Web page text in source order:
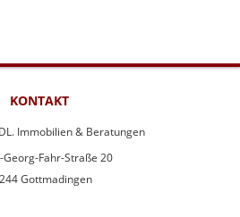
KONTAKT
Immobilien & Beratungen
Georg-Fahr-Straße 20
Gottmadingen